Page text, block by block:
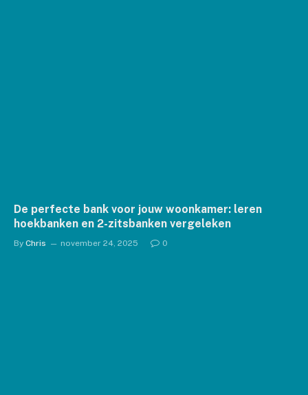
De perfecte bank voor jouw woonkamer: leren
hoekbanken en 2-zitsbanken vergeleken
By Chris november 24, 2025 0